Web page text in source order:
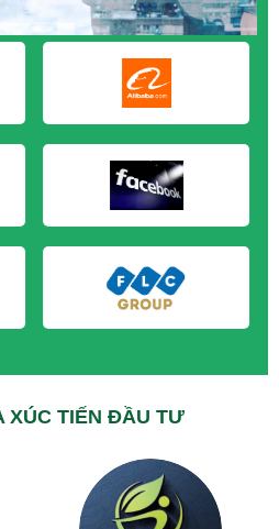
Ninh
XÚC TIẾN ĐẦU TƯ